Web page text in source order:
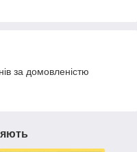
за домовленістю